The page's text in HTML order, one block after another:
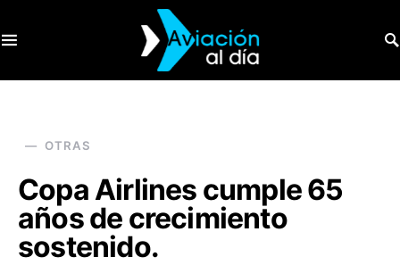
OTRAS
Copa Airlines cumple 65
años de crecimiento
sostenido.